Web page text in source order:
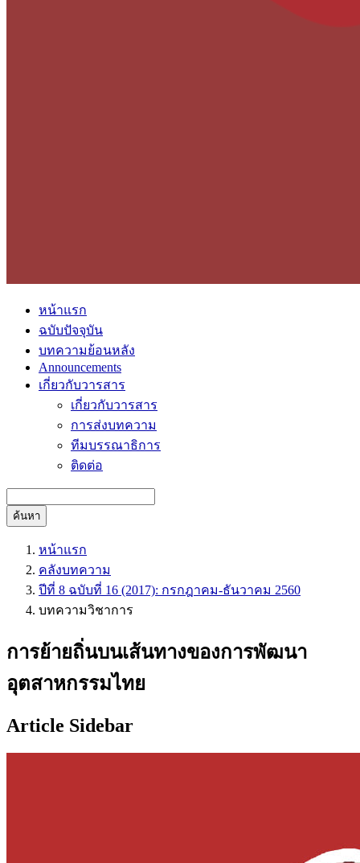
หน้าแรก
ฉบับปัจจุบัน
บทความย้อนหลัง
Announcements
เกี่ยวกับวารสาร
เกี่ยวกับวารสาร
การส่งบทความ
ทีมบรรณาธิการ
ติดต่อ
ค้นหา
หน้าแรก
คลังบทความ
ปีที่ 8 ฉบับที่ 16 (2017): กรกฎาคม-ธันวาคม 2560
บทความวิชาการ
การย้ายถิ่นบนเส้นทางของการพัฒนา
อุตสาหกรรมไทย
Article Sidebar